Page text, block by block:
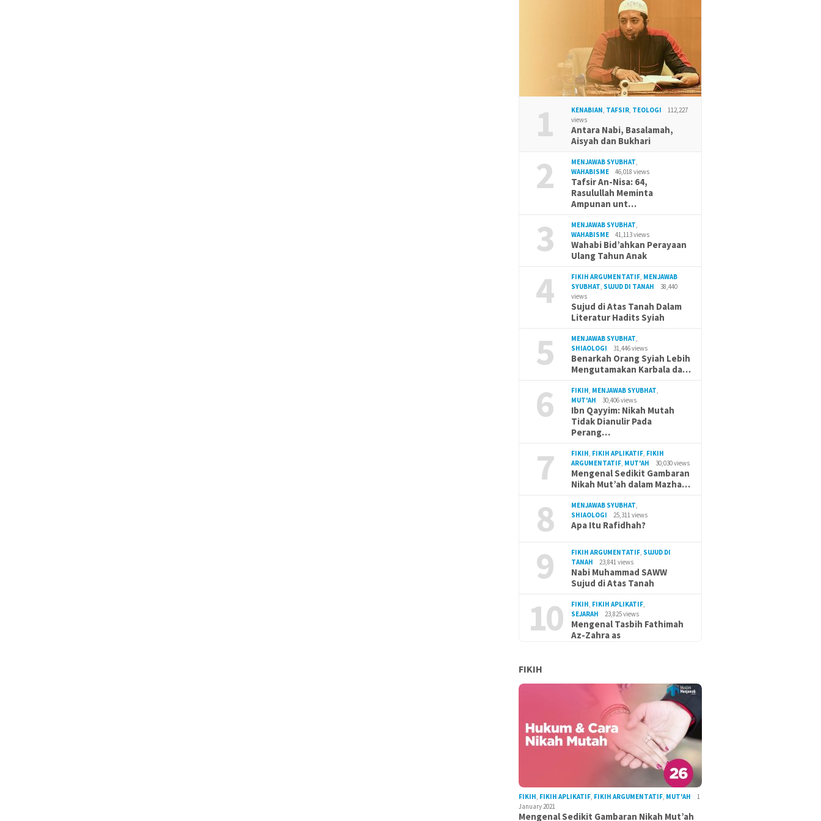
1 KENABIAN, TAFSIR, TEOLOGI
112,227
views
Antara Nabi, Basalamah,
Aisyah dan Bukhari
2 MENJAWAB SYUBHAT,
WAHABISME
46,018 views
Tafsir An-Nisa: 64,
Rasulullah Meminta
Ampunan unt…
3 MENJAWAB SYUBHAT,
WAHABISME
41,113 views
Wahabi Bid’ahkan Perayaan
Ulang Tahun Anak
4 FIKIH ARGUMENTATIF, MENJAWAB
SYUBHAT, SUJUD DI TANAH
38,440
views
Sujud di Atas Tanah Dalam
Literatur Hadits Syiah
5 MENJAWAB SYUBHAT,
SHIAOLOGI
31,446 views
Benarkah Orang Syiah Lebih
Mengutamakan Karbala da…
6 FIKIH, MENJAWAB SYUBHAT,
MUT'AH
30,406 views
Ibn Qayyim: Nikah Mutah
Tidak Dianulir Pada
Perang…
7 FIKIH, FIKIH APLIKATIF, FIKIH
ARGUMENTATIF, MUT'AH 30,030 views
Mengenal Sedikit Gambaran
Nikah Mut’ah dalam Mazha…
8 MENJAWAB SYUBHAT,
SHIAOLOGI
25,311 views
Apa Itu Rafidhah?
9 FIKIH ARGUMENTATIF, SUJUD DI
TANAH
23,841 views
Nabi Muhammad SAWW
Sujud di Atas Tanah
10 FIKIH, FIKIH APLIKATIF,
SEJARAH
23,825 views
Mengenal Tasbih Fathimah
Az-Zahra as
FIKIH
FIKIH, FIKIH APLIKATIF, FIKIH ARGUMENTATIF, MUT'AH
1
January 2021
Mengenal Sedikit Gambaran Nikah Mut’ah